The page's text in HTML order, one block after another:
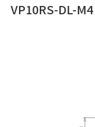
VP10RS-DL-M4